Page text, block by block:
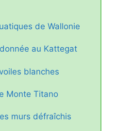
de Wallonie
au Kattegat
blanches
Monte Titano
murs défraîchis